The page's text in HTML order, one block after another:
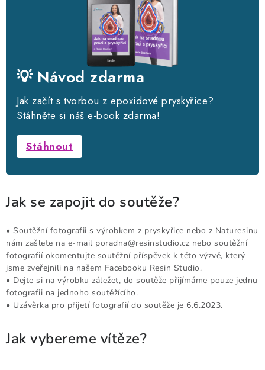
Doprava a platba Kontakty Stav objednávky
Proč nakoupit na Resin Studiu
Sledujte nás
Všeobecné obchodní podmínky
GDPR
Spolupracujte s námi
Galerie
Hodnocení obchodu
Pravidla řazení nabídek zboží
Pravidla zpracování recenzí
💡 Návod zdarma
Jak začít s tvorbou z epoxidové pryskyřice?
Stáhněte si náš e-book zdarma!
Stáhnout
Jak se zapojit do soutěže?
• Soutěžní fotografii s výrobkem z pryskyřice nebo z Naturesinu
nám zašlete na e-mail poradna@resinstudio.cz nebo soutěžní
fotografií okomentujte soutěžní příspěvek k této výzvě, který
jsme zveřejnili na našem Facebooku Resin Studio.
• Dejte si na výrobku záležet, do soutěže přijímáme pouze jednu
fotografii na jednoho soutěžícího.
• Uzávěrka pro přijetí fotografií do soutěže je 6.6.2023.
Jak vybereme vítěze?